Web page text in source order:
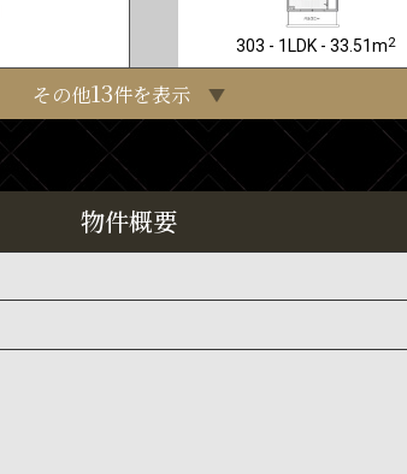
303 - 1LDK - 33.51m2
その他13件を表示
物件概要